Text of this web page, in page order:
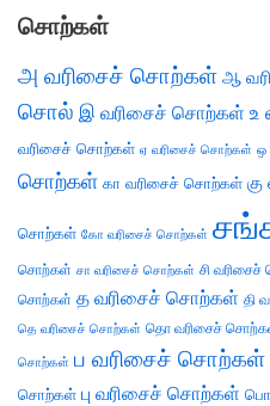
சொற்கள்
அ வரிசைச் சொற்கள் ஆ
சொல் இ வரிசைச் சொற்கள் உ
வரிசைச் சொற்கள் ஏ வரிசைச் சொற்கள் ஒ
சொற்கள் கா வரிசைச் சொற்கள்
சொற்கள் கோ வரிசைச் சொற்கள்
சொற்கள் சா வரிசைச் சொற்கள் சி
சொற்கள் த வரிசைச் சொற்கள் தி
தெ வரிசைச் சொற்கள் தொ வரிசைச்
சொற்கள் ப வரிசைச் சொற்கள்
சொற்கள் பு வரிசைச் சொற்கள் பொ